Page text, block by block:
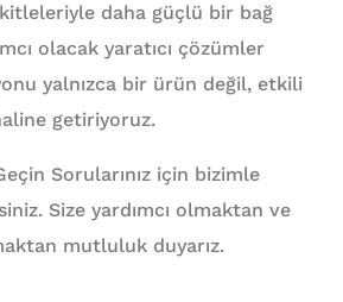
daha güçlü bir bağ
olacak yaratıcı çözümler
yalnızca bir ürün değil, etkili
getiriyoruz.
Sorularınız için bizimle
Size yardımcı olmaktan ve
mutluluk duyarız.